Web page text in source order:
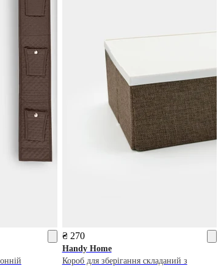
₴ 270
Handy Home
Короб для зберігання складаний з